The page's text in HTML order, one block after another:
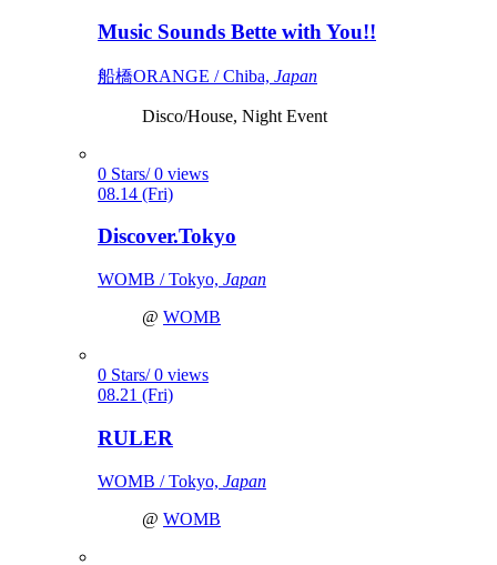
Music Sounds Bette with You!!
船橋ORANGE / Chiba, Japan
Disco/House, Night Event
0 Stars/ 0 views
08.14 (Fri)
Discover.Tokyo
WOMB / Tokyo, Japan
@ WOMB
0 Stars/ 0 views
08.21 (Fri)
RULER
WOMB / Tokyo, Japan
@ WOMB